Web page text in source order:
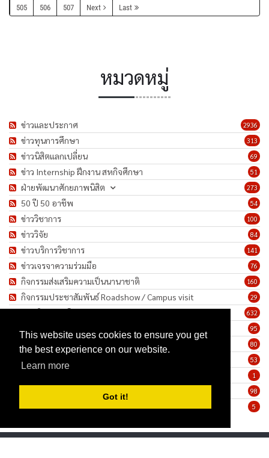
This website uses cookies to ensure you get
the best experience on our website.
Learn more
Got it!
505
506 507 Next Last
หมวดหมู่
2936
ข่าวและประกาศ
313
ข่าวทุนการศึกษา
69
ข่าวนิสิตแลกเปลี่ยน
51
ข่าว Internship ฝึกงาน สหกิจศึกษา
273
ฝ่ายพัฒนาศักยภาพนิสิต
54
50 ปี 50 อาชีพ
100
ข่าววิชาการ
84
ข่าววิจัย
141
ข่าวบริการวิชาการ
76
ข่าวเจรจาความร่วมมือ
160
กิจกรรมส่งเสริมความเป็นนานาชาติ
29
กิจกรรมประชาสัมพันธ์ Roadshow / Campus visit
632
ภาพกิจกรรม/โครงการ
95
80
ทำนุบำรุงศิลปวัฒนธรรม
53
ข่าวประกาศรับสมัครงาน
1
98
5
มาตรการป้องกันการแพร่ระบาดของเชื้อโรค COVID-19